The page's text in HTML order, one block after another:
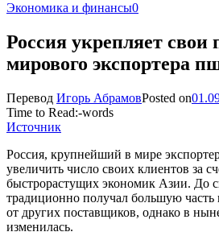
Экономика и финансы0
Россия укрепляет свои
мирового экспортера
Перевод Игорь АбрамовPosted on
Time to Read:-words
Источник
Россия, крупнейший в мире
увеличить число своих клиентов за
быстрорастущих экономик Азии. До
традиционно получал большую часть
от других поставщиков, однако в
изменилась.